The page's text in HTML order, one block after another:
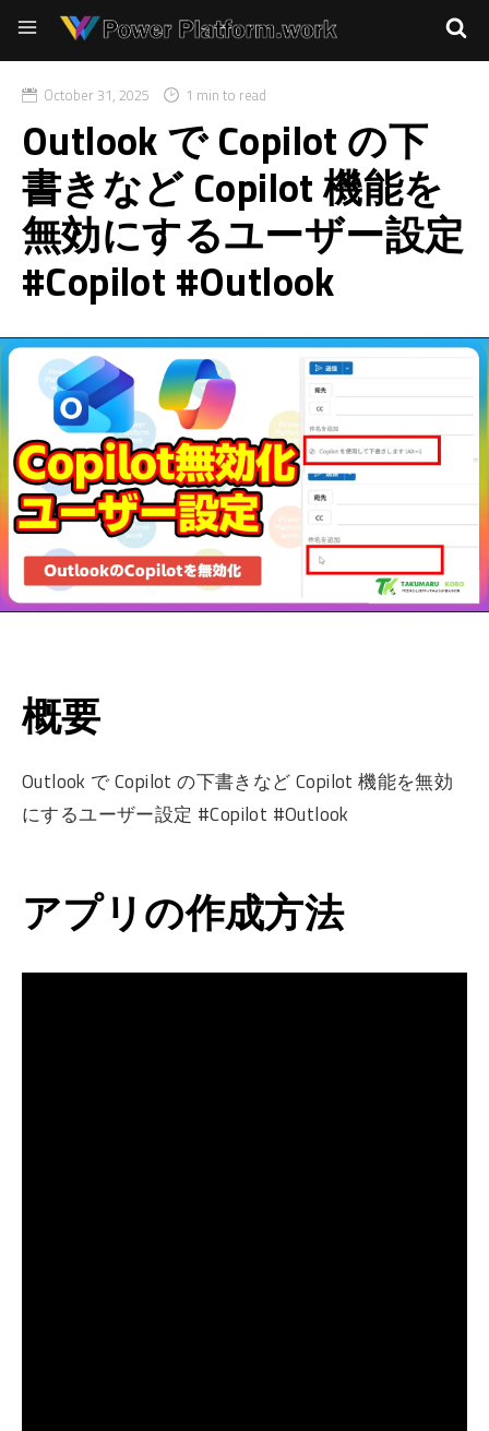
October 31, 2025 1 min to read
Outlook で Copilot の下
書きなど Copilot 機能を
無効にするユーザー設定
#Copilot #Outlook
概要
Outlook で Copilot の下書きなど Copilot 機能を無効
にするユーザー設定 #Copilot #Outlook
アプリの作成方法